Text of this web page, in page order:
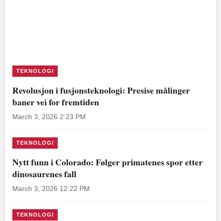
TEKNOLOGI
Revolusjon i fusjonsteknologi: Presise målinger
baner vei for fremtiden
March 3, 2026 2:23 PM
TEKNOLOGI
Nytt funn i Colorado: Følger primatenes spor etter
dinosaurenes fall
March 3, 2026 12:22 PM
TEKNOLOGI